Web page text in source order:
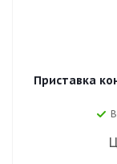
Приставка